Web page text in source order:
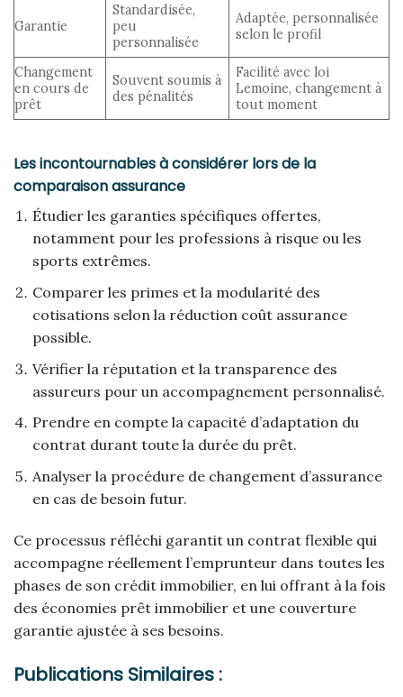
Garantie
Standardisée,
peu
personnalisée
Adaptée, personnalisée
selon le profil
Changement
en cours de
prêt
Souvent soumis à
des pénalités
Facilité avec loi
Lemoine, changement à
tout moment
Les incontournables à considérer lors de la
comparaison assurance
Étudier les garanties spécifiques offertes,
notamment pour les professions à risque ou les
sports extrêmes.
Comparer les primes et la modularité des
cotisations selon la réduction coût assurance
possible.
Vérifier la réputation et la transparence des
assureurs pour un accompagnement personnalisé.
Prendre en compte la capacité d’adaptation du
contrat durant toute la durée du prêt.
Analyser la procédure de changement d’assurance
en cas de besoin futur.
Ce processus réfléchi garantit un contrat flexible qui
accompagne réellement l’emprunteur dans toutes les
phases de son crédit immobilier, en lui offrant à la fois
des économies prêt immobilier et une couverture
garantie ajustée à ses besoins.
Publications Similaires :